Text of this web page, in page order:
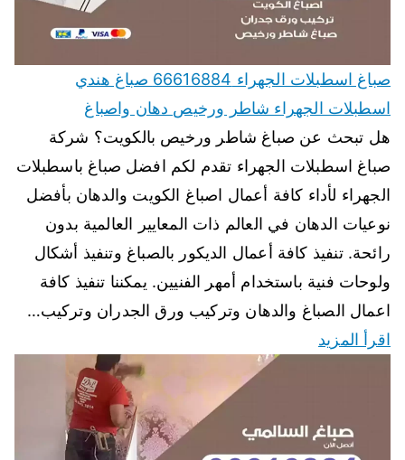
صباغ اسطبلات الجهراء 66616884 صباغ هندي
اسطبلات الجهراء شاطر ورخيص دهان واصباغ
هل تبحث عن صباغ شاطر ورخيص بالكويت؟ شركة
صباغ اسطبلات الجهراء تقدم لكم افضل صباغ باسطبلات
الجهراء لأداء كافة أعمال اصباغ الكويت والدهان بأفضل
نوعيات الدهان في العالم ذات المعايير العالمية بدون
رائحة. تنفيذ كافة أعمال الديكور بالصباغ وتنفيذ أشكال
ولوحات فنية باستخدام أمهر الفنيين. يمكننا تنفيذ كافة
اعمال الصباغ والدهان وتركيب ورق الجدران وتركيب…
اقرأ المزيد